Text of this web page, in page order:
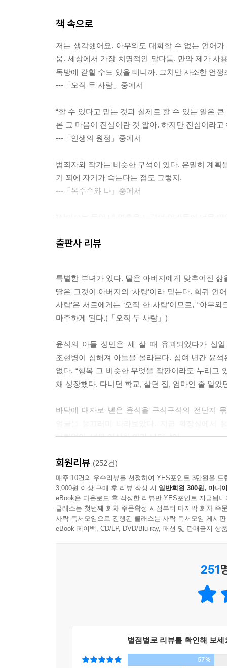
책 속으로
저는 생각했어요. 아무와도 대화할 수 없는 언어
움. 세상에서 가장 치명적인 말다툼. 만약 제가 사
독방에 갇힐 수도 있을 테니까. 그치만 사소한 언
---「오직 두 사람」중에서
“할 수 있다고 믿는 것과 실제로 할 수 있는 일은
론 그 마음이 진심이란 것 알아. 하지만 진심이라
---「인생의 원점」중에서
범죄자와 작가는 비슷한 구석이 있다. 은밀히 계
기 꾀에 자기가 속는다는 점도 그렇지.
---「옥수수와 나」중에서
“살아오는 동안 내 영혼을 노렸던 인간들이 너무 많
“그렇지, 주먹이 날아오면 이렇게 잘도 피하면서
모든 희망이 사라진 지금에서야 이들은 하나의 행
하게 된 것, 그것은 아무것도 하지 않겠다는 강렬한
---「신의 장난」중에서
출판사 리뷰
특별한 부녀가 있다. 딸은 아버지에게 맞추어진
딸은 그것이 아버지의 ‘사랑’이라 믿는다. 희귀 언
사람’은 서로에게는 ‘오직 한 사람’이므로, “아무
마주하게 된다.(「오직 두 사람」)
윤석의 아들 성민은 세 살 때 유괴되었다가 십
조현병이 심해져 아들을 몰라본다. 십여 년간 윤
없다. “행복 그 비슷한 무엇을 잠깐이라도 누리고
채 성장했다. 다니던 학교, 살던 집, 엄마인 줄 알
바닥에 대자로 뻗은 윤석을 구석구석의 전단지
틀림없어. 너무 이상한 애가 나타났어.
아들을 찾은 윤석과 이제라도 친부모를 만난 성
그것은 누구의 잘못일까?”(「아이를 찾습니다」)
지훈은 뉴욕으로 향했다. 지훈이 태어나자마자
투자’했다는 아버지는 슈트 몇 벌을 남겼고, 놀랍
부딪쳐보는 인물도 있고, 속죄 기도를 올리는 인
신을 떠나거나. 그럼 고난이 시작되는 거죠. 밥이
회원리뷰 (252건)
매주 10건의 우수리뷰를 선정하여 YES포인트 3만원을 드
3,000원 이상 구매 후 리뷰 작성 시 일반회원 300원, 마니
eBook은 다운로드 후 작성한 리뷰만 YES포인트 지급됩니
클래스는 첫번째 회차 주문확정 시점부터 마지막 회차 주
사락 독서모임으로 진행된 클래스는 사락 독서모임 게시
eBook 페이백, CD/LP, DVD/Blu-ray, 패션 및 판매금지 상
251
별점별로 리뷰를 확인해 보세
57%